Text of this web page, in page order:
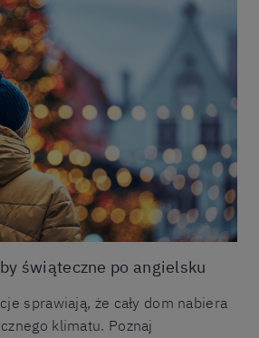
świąteczne po angielsku
sprawiają, że cały dom nabiera
klimatu. Poznaj